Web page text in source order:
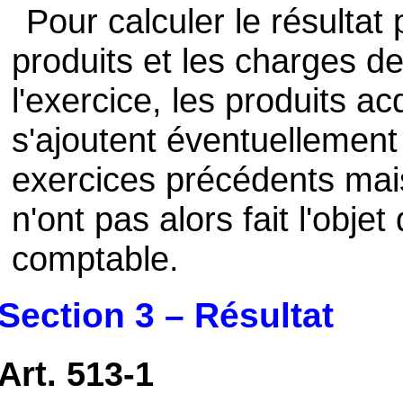
Pour calculer le résultat
produits et les charges
l'exercice, les produits
s'ajoutent
exercices précédents
n'ont pas alors fait l'objet
comptable.
3 – Résultat
513-1